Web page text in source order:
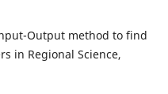
Output method to find
in Regional Science,